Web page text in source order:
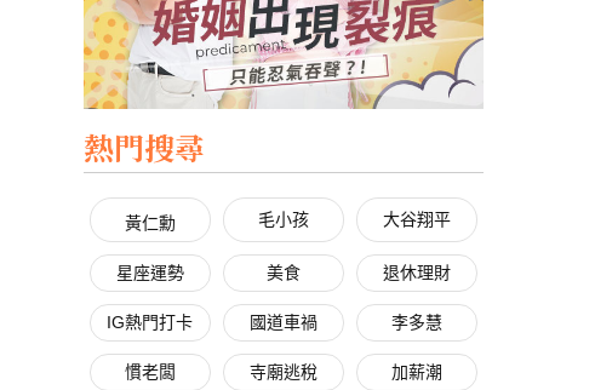
熱門搜尋
黃仁勳 毛小孩 大谷翔平
星座運勢 美食 退休理財
IG熱門打卡 國道車禍 李多慧
慣老闆 寺廟逃稅 加薪潮